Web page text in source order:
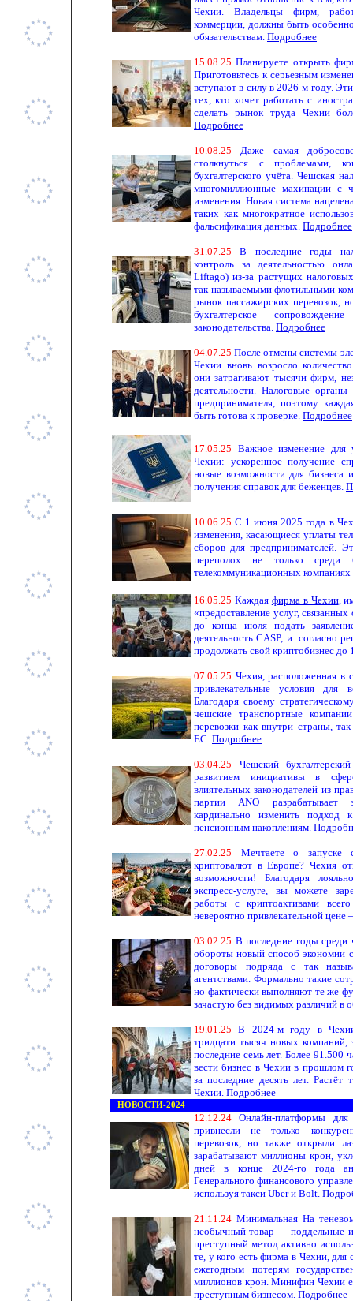
Чехии. Владельцы фирм,
коммерции, должны быть
обязательствам. Подробнее
1 5. 08. 25Планируете открыть
Приготовьтесь к серьезным
вступают в силу в 2026-м году.
тех, кто хочет работать с
сделать рынок труда Чехии
Подробнее
1 0. 08. 25 Даже самая
столкнуться с проблемами,
бухгалтерского учёта. Чешская
многомиллионные махинации с
изменения. Новая система
таких как многократное
фальсификация данных. Подробнее
31. 07. 25В последние годы
контроль за деятельностью
Liftago) из-за растущих
так называемыми флотильными
рынок пассажирских перевозок,
бухгалтерское
законодательства. Подробнее
04. 07. 25После отмены системы
Чехии вновь возросло
они затрагивают тысячи фирм,
деятельности. Налоговые
предпринимателя, поэтому
быть готова к проверке. Подробнее
17. 05 25 Важное изменение для
Чехии: ускоренное получение
новые возможности для бизнеса
получения справок для беженцев.
1 0 06. 25С 1 июня 2025 года в
изменения, касающиеся уплаты
сборов для предпринимателей.
переполох не только
телекоммуникационных
16. 05 25 Каждая фирма в Чехии,
«предоставление услуг,
до конца июля подать
деятельность CASP, и согласно
продолжать свой криптобизнес
07 05. 25 Чехия, расположенная в
привлекательные условия для
Благодаря своему
чешские транспортные
перевозки как внутри страны,
ЕС. Подробнее
03. 04 25 Чешский
развитием инициативы в
влиятельных законодателей из
партии ANO разрабатывает
кардинально изменить
пенсионным накоплениям.
27. 02. 25 Мечтаете о запуске
криптовалют в Европе? Чехия
возможности! Благодаря
экспресс-услуге, вы можете
работы с криптоактивами
невероятно привлекательной цене
03. 02. 25 В последние годы среди
обороты новый способ экономии
договоры подряда с так
агентствами. Формально такие
но фактически выполняют те же
зачастую без видимых различий в
19. 01 25В 2024-м году в Чехии
тридцати тысяч новых компаний,
последние семь лет. Более 91.500
вести бизнес в Чехии в прошлом
за последние десять лет.
Чехии. Подробнее
НОВОСТИ-2024
1 2.12. 24Онлайн-платформы
привнесли не только
перевозок, но также открыли
зарабатывают миллионы крон,
дней в конце 2024-го года
Генерального финансового
используя такси Uber и Bolt.
21.11. 24 Минимальная На
необычный товар — поддельные
преступный метод активно
те, у кого есть фирма в Чехии,
ежегодным потерям
миллионов крон. Минифин Чехии
преступным бизнесом. Подробнее